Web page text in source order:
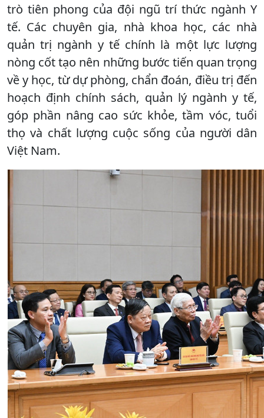
trò tiên phong của đội ngũ trí thức ngành Y
tế. Các chuyên gia, nhà khoa học, các nhà
quản trị ngành y tế chính là một lực lượng
nòng cốt tạo nên những bước tiến quan trọng
về y học, từ dự phòng, chẩn đoán, điều trị đến
hoạch định chính sách, quản lý ngành y tế,
góp phần nâng cao sức khỏe, tầm vóc, tuổi
thọ và chất lượng cuộc sống của người dân
Việt Nam.